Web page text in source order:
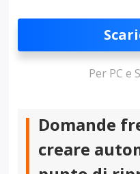
Per PC e
Domande
creare